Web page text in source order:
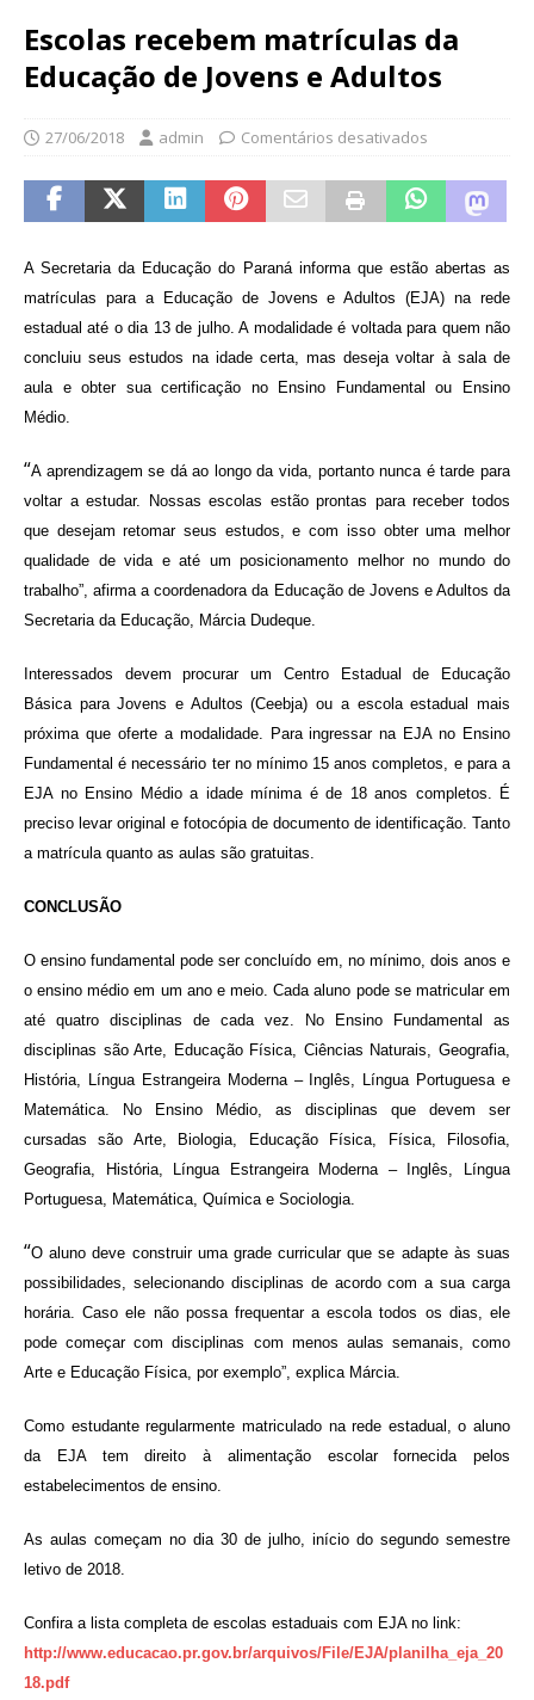
Escolas recebem matrículas da
Educação de Jovens e Adultos
27/06/2018 admin Comentários desativados
A Secretaria da Educação do Paraná informa que estão abertas as
matrículas para a Educação de Jovens e Adultos (EJA) na rede
estadual até o dia 13 de julho. A modalidade é voltada para quem não
concluiu seus estudos na idade certa, mas deseja voltar à sala de
aula e obter sua certificação no Ensino Fundamental ou Ensino
Médio.
“A aprendizagem se dá ao longo da vida, portanto nunca é tarde para
voltar a estudar. Nossas escolas estão prontas para receber todos
que desejam retomar seus estudos, e com isso obter uma melhor
qualidade de vida e até um posicionamento melhor no mundo do
trabalho”, afirma a coordenadora da Educação de Jovens e Adultos da
Secretaria da Educação, Márcia Dudeque.
Interessados devem procurar um Centro Estadual de Educação
Básica para Jovens e Adultos (Ceebja) ou a escola estadual mais
próxima que oferte a modalidade. Para ingressar na EJA no Ensino
Fundamental é necessário ter no mínimo 15 anos completos, e para a
EJA no Ensino Médio a idade mínima é de 18 anos completos. É
preciso levar original e fotocópia de documento de identificação. Tanto
a matrícula quanto as aulas são gratuitas.
CONCLUSÃO
O ensino fundamental pode ser concluído em, no mínimo, dois anos e
o ensino médio em um ano e meio. Cada aluno pode se matricular em
até quatro disciplinas de cada vez. No Ensino Fundamental as
disciplinas são Arte, Educação Física, Ciências Naturais, Geografia,
História, Língua Estrangeira Moderna – Inglês, Língua Portuguesa e
Matemática. No Ensino Médio, as disciplinas que devem ser
cursadas são Arte, Biologia, Educação Física, Física, Filosofia,
Geografia, História, Língua Estrangeira Moderna – Inglês, Língua
Portuguesa, Matemática, Química e Sociologia.
“O aluno deve construir uma grade curricular que se adapte às suas
possibilidades, selecionando disciplinas de acordo com a sua carga
horária. Caso ele não possa frequentar a escola todos os dias, ele
pode começar com disciplinas com menos aulas semanais, como
Arte e Educação Física, por exemplo”, explica Márcia.
Como estudante regularmente matriculado na rede estadual, o aluno
da EJA tem direito à alimentação escolar fornecida pelos
estabelecimentos de ensino.
As aulas começam no dia 30 de julho, início do segundo semestre
letivo de 2018.
Confira a lista completa de escolas estaduais com EJA no link:
http://www.educacao.pr.gov.br/arquivos/File/EJA/planilha_eja_20
18.pdf